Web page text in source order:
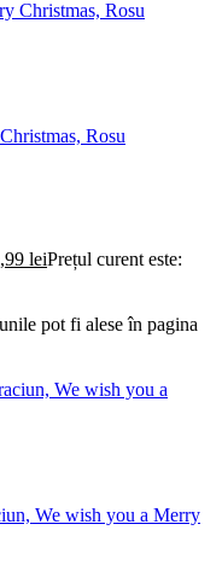
Rosu
leiPrețul curent este:
pot fi alese în pagina
We wish you a Merry